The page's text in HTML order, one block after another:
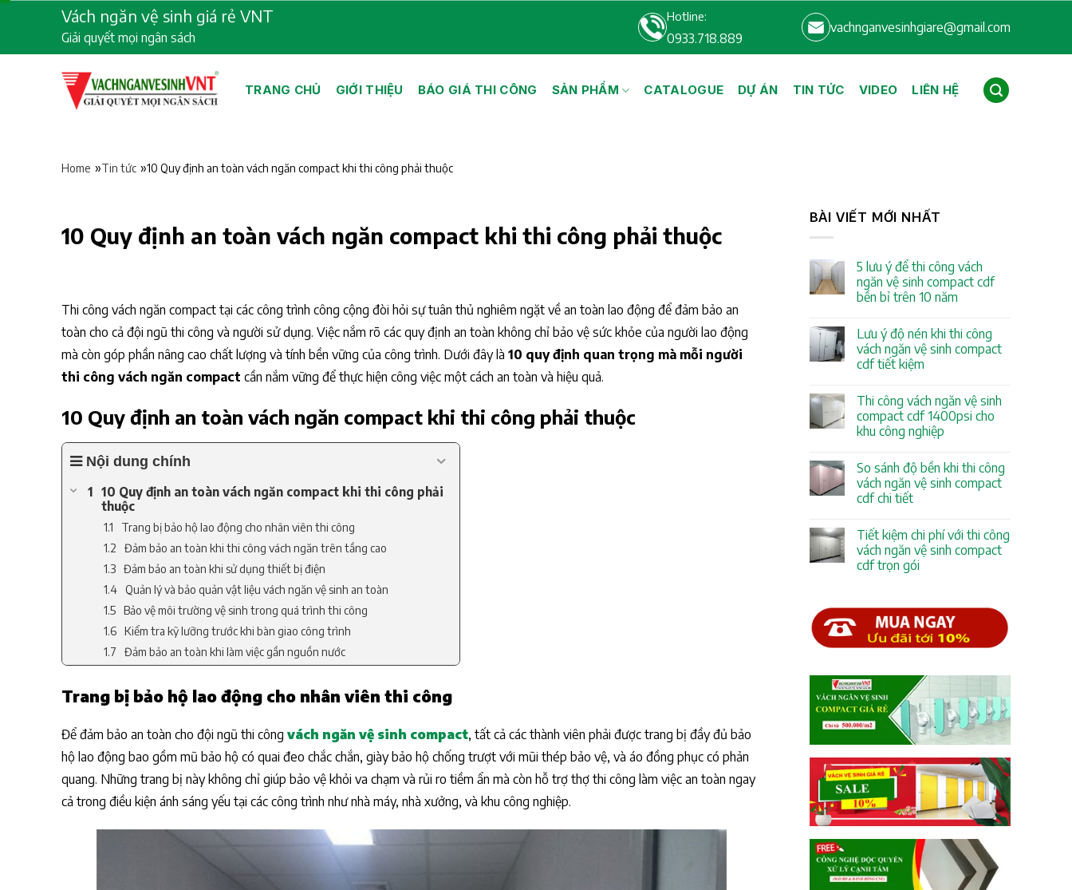
content
Vách ngăn vệ sinh giá rẻ VNT
Giải quyết mọi ngân sách
Hotline:
0933.718.889
vachnganvesinhgiare@gmail.com
TRANG CHỦ GIỚI THIỆU BÁO GIÁ THI CÔNG SẢN PHẨM CATALOGUE DỰ ÁN TIN TỨC VIDEO LIÊN HỆ
Home »Tin tức »10 Quy định an toàn vách ngăn compact khi thi công phải thuộc
10 Quy định an toàn vách ngăn compact khi thi công phải thuộc
Thi công vách ngăn compact tại các công trình công cộng đòi hỏi sự tuân thủ nghiêm ngặt về an toàn lao động để đảm bảo an
toàn cho cả đội ngũ thi công và người sử dụng. Việc nắm rõ các quy định an toàn không chỉ bảo vệ sức khỏe của người lao động
mà còn góp phần nâng cao chất lượng và tính bền vững của công trình. Dưới đây là 10 quy định quan trọng mà mỗi người
thi công vách ngăn compact cần nắm vững để thực hiện công việc một cách an toàn và hiệu quả.
10 Quy định an toàn vách ngăn compact khi thi công phải thuộc
Nội dung chính
10 Quy định an toàn vách ngăn compact khi thi công phải
thuộc
Trang bị bảo hộ lao động cho nhân viên thi công
Đảm bảo an toàn khi thi công vách ngăn trên tầng cao
Đảm bảo an toàn khi sử dụng thiết bị điện
Quản lý và bảo quản vật liệu vách ngăn vệ sinh an toàn
Bảo vệ môi trường vệ sinh trong quá trình thi công
Kiểm tra kỹ lưỡng trước khi bàn giao công trình
Đảm bảo an toàn khi làm việc gần nguồn nước
Quy định về sử dụng và bảo quản công cụ cầm tay
Lý do tại sao thi công vách vệ sinh phải học an toàn lao
động?
Đảm bảo an toàn cho đội ngũ thi công và người dùng
Tuân thủ quy định của Pháp Luật
Tăng cường tính bền vững của công trình
Trách nhiệm đối với cộng đồng và môi trường
Trang bị bảo hộ lao động cho nhân viên thi công
Để đảm bảo an toàn cho đội ngũ thi công vách ngăn vệ sinh compact, tất cả các thành viên phải được trang bị đầy đủ bảo
hộ lao động bao gồm mũ bảo hộ có quai đeo chắc chắn, giày bảo hộ chống trượt với mũi thép bảo vệ, và áo đồng phục có phản
quang. Những trang bị này không chỉ giúp bảo vệ khỏi va chạm và rủi ro tiềm ẩn mà còn hỗ trợ thợ thi công làm việc an toàn ngay
cả trong điều kiện ánh sáng yếu tại các công trình như nhà máy, nhà xưởng, và khu công nghiệp.
BÀI VIẾT MỚI NHẤT
5 lưu ý để thi công vách
ngăn vệ sinh compact cdf
bền bỉ trên 10 năm
Lưu ý độ nén khi thi công
vách ngăn vệ sinh compact
cdf tiết kiệm
Thi công vách ngăn vệ sinh
compact cdf 1400psi cho
khu công nghiệp
So sánh độ bền khi thi công
vách ngăn vệ sinh compact
cdf chi tiết
Tiết kiệm chi phí với thi công
vách ngăn vệ sinh compact
cdf trọn gói